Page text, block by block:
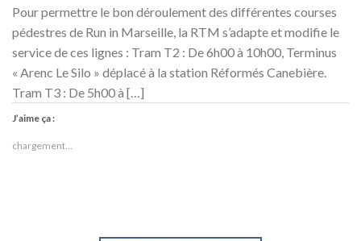
Pour permettre le bon déroulement des différentes courses
pédestres de Run in Marseille, la RTM s’adapte et modifie le
service de ces lignes : Tram T2 : De 6h00 à 10h00, Terminus
« Arenc Le Silo » déplacé à la station Réformés Canebière.
Tram T3 : De 5h00 à […]
J’aime ça :
chargement…